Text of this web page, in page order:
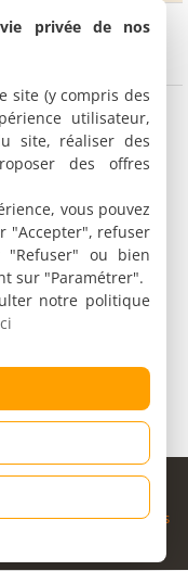
|CGU|Informations
privée de nos
site (y compris des
utilisateur,
site, réaliser des
des offres
vous pouvez
"Accepter", refuser
ou bien
sur "Paramétrer".
notre politique